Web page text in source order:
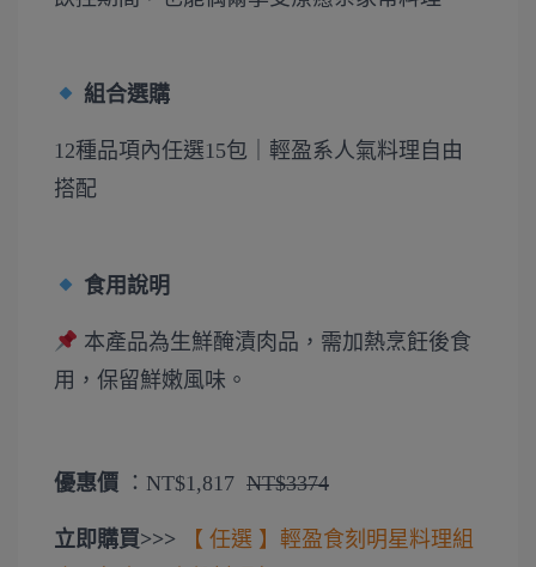
組合選購
12種品項內任選15包｜輕盈系人氣料理自由
搭配
食用說明
本產品為生鮮醃漬肉品，需加熱烹飪後食
用，保留鮮嫩風味。
優惠價 ： NT$1,817 NT$3374
立即購買>>>
【 任選 】輕盈食刻明星料理組